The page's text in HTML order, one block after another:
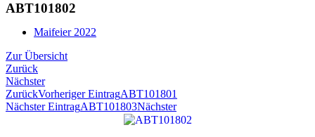
ABT101802
Maifeier 2022
Zur Übersicht
Zurück
Nächster
ZurückVorheriger EintragABT101801
Nächster EintragABT101803Nächster